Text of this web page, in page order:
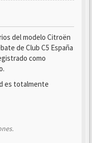
del modelo Citroën
de Club C5 España
como
es totalmente